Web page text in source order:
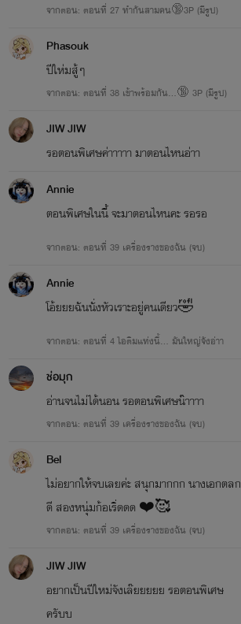
จากตอน: ตอนที่ 27 ทำกันสามคน🔞3P (มีรูป)
Phasouk
ปีให่มสู้ๆ
จากตอน: ตอนที่ 38 เข้าพร้อมกัน...🔞 3P (มีรูป)
JIW JIW
รอตอนพิเศษค่าาาาา มาตอนไหนอ่าา
Annie
ตอนพิเศษในนี้ จะมาตอนไหนคะ รอรอ
จากตอน: ตอนที่ 39 เครื่องรางของฉัน (จบ)
Annie
โอ้ยยยฉันนั่งหัวเราะอยู่คนเดียว🤣
จากตอน: ตอนที่ 4 ไอติมแท่งนี้... มันใหญ่จังอ่าา
ช่อมุก
อ่านจนไม่ได้นอน รอตอนพิเศษน๊าาาา
จากตอน: ตอนที่ 39 เครื่องรางของฉัน (จบ)
Bel
ไม่อยากให้จบเลยค่ะ สนุกมากกก นางเอกตลก
ดี สองหนุ่มก้อเริ่ดดด ❤️🥰
จากตอน: ตอนที่ 39 เครื่องรางของฉัน (จบ)
JIW JIW
อยากเป็นปีใหม่จังเล๊ยยยยย รอตอนพิเศษ
ครับบ